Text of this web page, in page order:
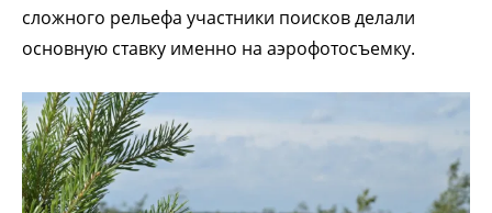
сложного рельефа участники поисков делали
основную ставку именно на аэрофотосъемку.